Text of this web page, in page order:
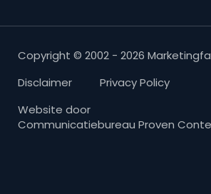
Copyright © 2002 - 2026
Disclaimer
Privacy Policy
Website door
Communicatiebureau Proven